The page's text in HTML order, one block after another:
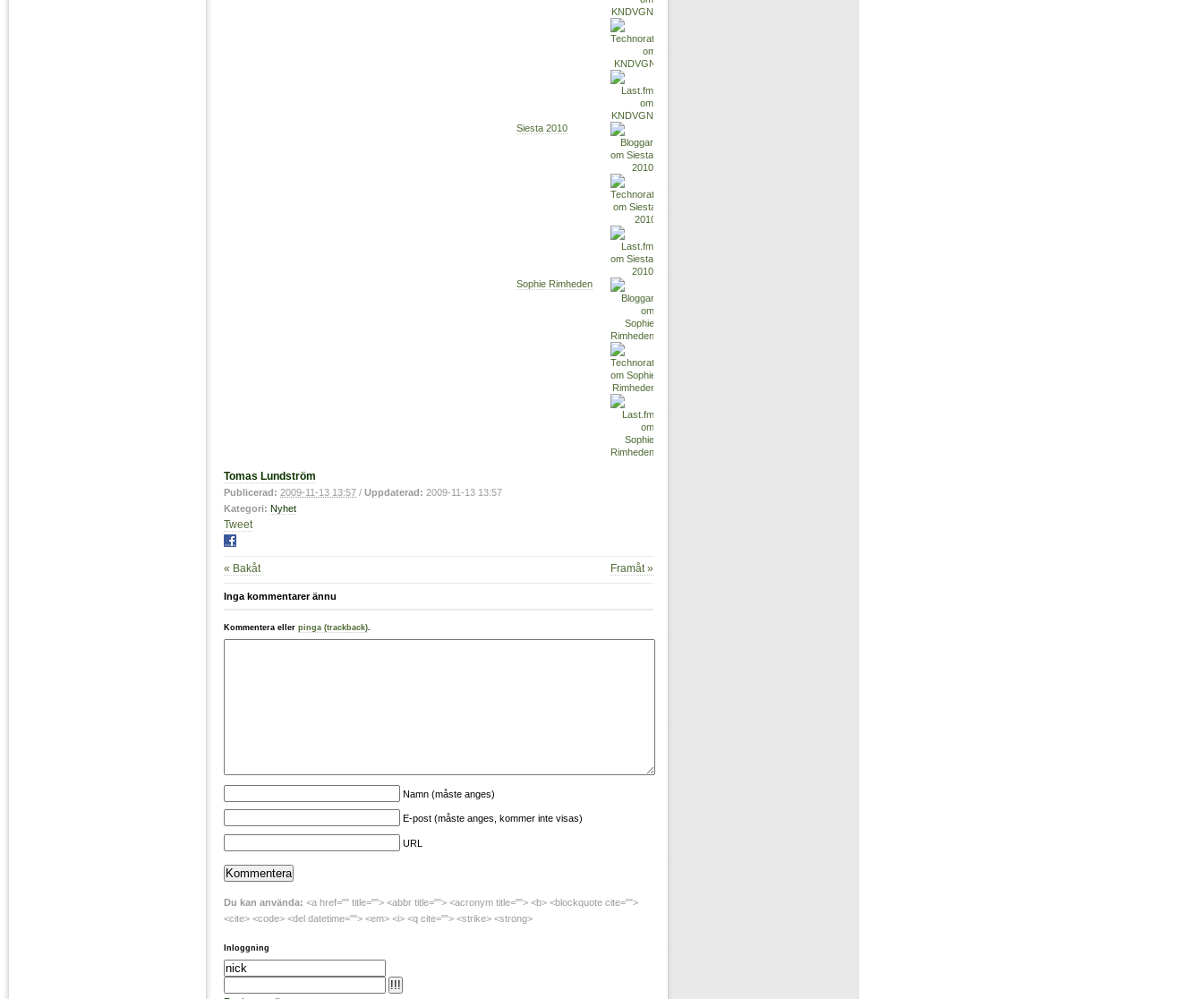
Siesta 2010
Sophie Rimheden
Tomas Lundström
Publicerad: 2009-11-13 13:57 / Uppdaterad: 2009-11-13 13:57
Kategori: Nyhet
Tweet
« Bakåt Framåt »
Inga kommentarer ännu
Kommentera eller pinga (trackback)
Namn (måste anges)
E-post (måste anges, kommer inte visas)
URL
Du kan använda: <a href="" title=""> <abbr title=""> <acronym title=""> <b> <blockquote cite="">
<cite> <code> <del datetime=""> <em> <i> <q cite=""> <strike> <strong>
Inloggning